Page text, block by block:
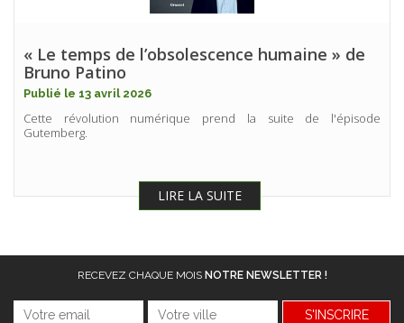
« Le temps de l’obsolescence humaine » de
Bruno Patino
Publié le 13 avril 2026
Cette révolution numérique prend la suite de l'épisode
Gutemberg.
LIRE LA SUITE
RECEVEZ CHAQUE MOIS NOTRE NEWSLETTER !
S'INSCRIRE